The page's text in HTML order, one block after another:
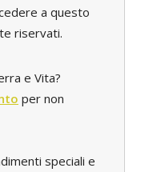
a questo
riservati.
e Vita?
per non
speciali e